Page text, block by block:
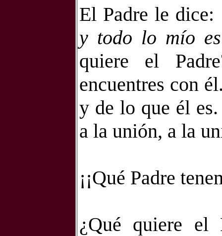
El Padre le dice:
y todo lo mío
quiere el
encuentres con
y de lo que él
a la unión, a la
¡¡Qué Padre
¿Qué quiere el